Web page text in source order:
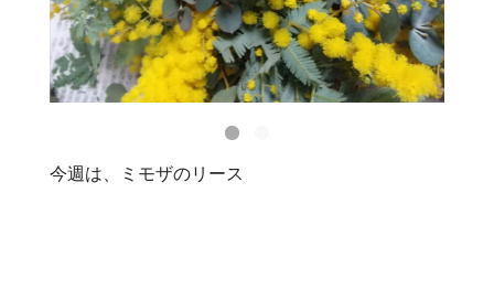
今週は、ミモザのリース